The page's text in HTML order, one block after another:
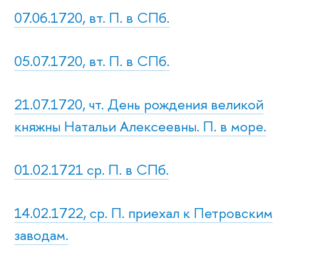
07.06.1720, вт. П. в СПб.
05.07.1720, вт. П. в СПб.
21.07.1720, чт. День рождения великой
княжны Натальи Алексеевны. П. в море.
01.02.1721 ср. П. в СПб.
14.02.1722, ср. П. приехал к Петровским
заводам.